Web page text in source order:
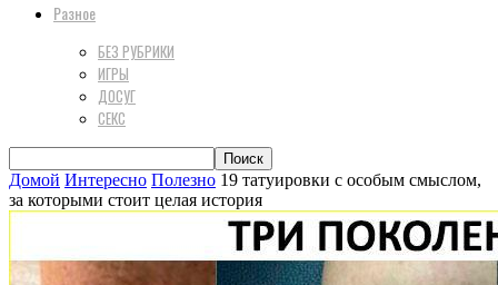
Разное
БЕЗ РУБРИКИ
ИГРЫ
ДОСУГ
СЕКС
Домой Интересно Полезно 19 татуировки с особым смыслом,
за которыми стоит целая история